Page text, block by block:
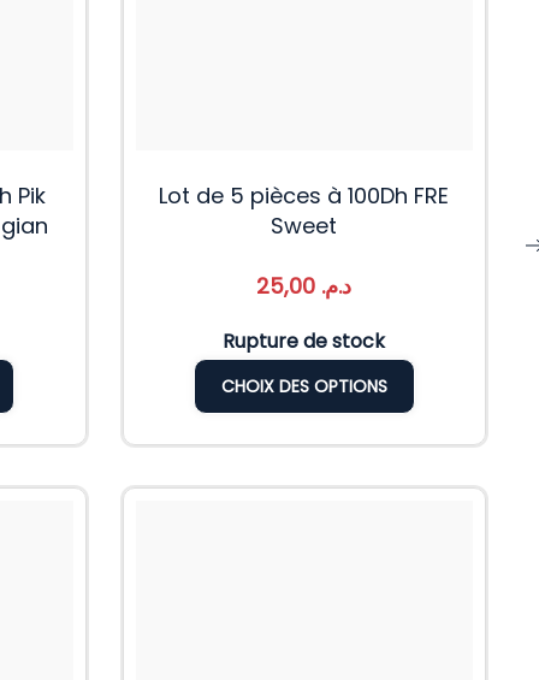
Pik
Lot de 5 pièces à 100Dh FRE
Sweet
د.م.
Rupture de stock
CHOIX DES OPTIONS